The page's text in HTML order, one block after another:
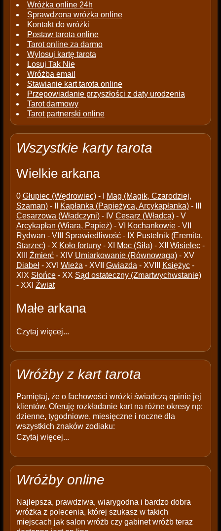
Wróżka online 24h
Sprawdzona wróżka online
Kontakt do wróżki
Postaw tarota online
Tarot online za darmo
Wylosuj kartę tarota
Losuj Tak Nie
Wróżba email
Stawianie kart tarota online
Przepowiadanie przyszłości z daty urodzenia
Tarot darmowy
Tarot partnerski online
Wszystkie karty tarota
Wielkie arkana
0 Głupiec (Wędrowiec)- I
Mag (Magik, Czarodziej,
Szaman)- II Kapłanka (Papieżyca, Arcykapłanka)- III
Cesarzowa (Władczyni)- IV Cesarz (Władca)- V
Arcykapłan (Wiara, Papież)- VI Kochankowie- VII
Rydwan - VIII Sprawiedliwość- IX Pustelnik (Eremita,
Starzec)- X Koło fortuny- XI Moc (Siła)- XII Wisielec-
XIII Źmierć- XIV Umiarkowanie (Równowaga)- XV
Diabeł- XVI Wieża - XVII Gwiazda - XVIII Księżyc-
XIX Słońce- XX Sąd ostateczny (Zmartwychwstanie)
- XXI Źwiat
Małe arkana
Czytaj więcej...
Wróżby z kart tarota
Pamiętaj, że o fachowości wróżki świadczą opinie jej
klientów. Oferuję rozkładanie kart na różne okresy np:
dzienne, tygodniowe, miesięczne i roczne dla
wszystkich znaków zodiaku:
Czytaj więcej...
Wróżby online
Najlepsza, prawdziwa, wiarygodna i bardzo dobra
wróżka z polecenia, której szukasz w takich
miejscach jak salon wróżb czy gabinet wróżb teraz